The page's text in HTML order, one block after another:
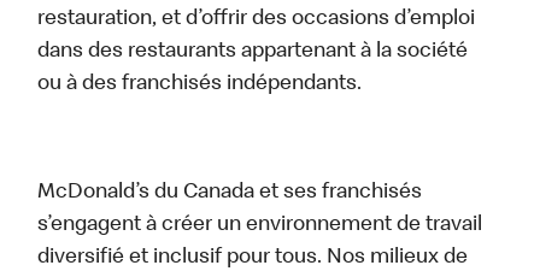
restauration, et d’offrir des occasions d’emploi
dans des restaurants appartenant à la société
ou à des franchisés indépendants.
McDonald’s du Canada et ses franchisés
s’engagent à créer un environnement de travail
diversifié et inclusif pour tous. Nos milieux de